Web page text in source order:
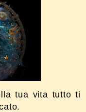
tua vita tutto ti